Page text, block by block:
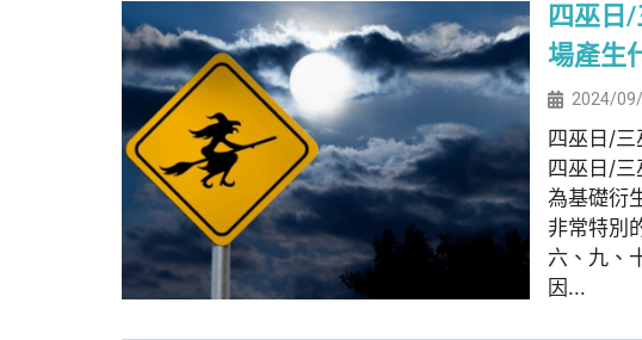
四巫日
場產生
2024/
四巫日/
四巫日/三
為基礎衍
非常特別
六、九、
因...